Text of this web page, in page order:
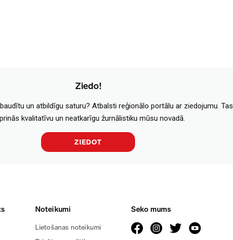
Ziedo!
un atbildīgu saturu? Atbalsti reģionālo portālu ar ziedojumu. Tas
kvalitatīvu un neatkarīgu žurnālistiku mūsu novadā.
ZIEDOT
Noteikumi
Lietošanas noteikumi
Seko mums